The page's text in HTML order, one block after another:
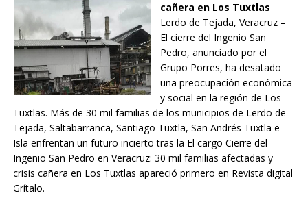
cañera en Los Tuxtlas
Lerdo de Tejada, Veracruz –
El cierre del Ingenio San
Pedro, anunciado por el
Grupo Porres, ha desatado
una preocupación económica
y social en la región de Los
Tuxtlas. Más de 30 mil familias de los municipios de Lerdo de
Tejada, Saltabarranca, Santiago Tuxtla, San Andrés Tuxtla e
Isla enfrentan un futuro incierto tras la El cargo Cierre del
Ingenio San Pedro en Veracruz: 30 mil familias afectadas y
crisis cañera en Los Tuxtlas apareció primero en Revista digital
Grítalo.